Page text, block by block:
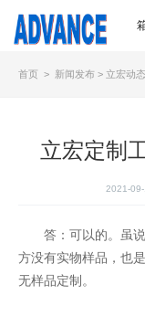
首页 > 新闻发布 > 立宏动态
立宏定制
2021-
答：可以的。虽说
方没有实物样品，也
无样品定制。